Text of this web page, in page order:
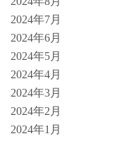
2024年7月
2024年6月
2024年5月
2024年4月
2024年3月
2024年2月
2024年1月